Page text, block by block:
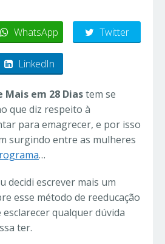
WhatsApp Twitter
LinkedIn
Mais em 28 Diastem se
que diz respeito à
para emagrecer, e por isso
surgindo entre as mulheres
…
decidi escrever mais um
esse método de reeducação
qualquer dúvida
ter.